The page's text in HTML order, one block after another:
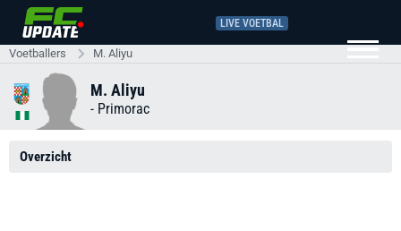
LIVE VOETBAL
Voetballers M. Aliyu
M. Aliyu
- Primorac
Overzicht